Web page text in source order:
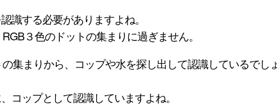
識する必要がありますよね。
３色のドットの集まりに過ぎません。
集まりから、コップや水を探し出して認識しているでし
コップとして認識していますよね。